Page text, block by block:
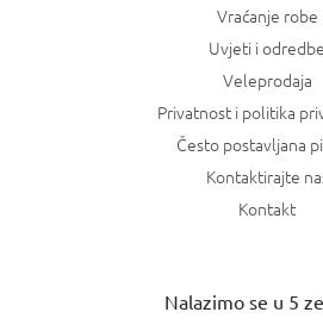
Vraćanje robe
Uvjeti i odredbe
Veleprodaja
Privatnost i politika
Često postavljana
Kontaktirajte
Kontakt
Nalazimo se u 5